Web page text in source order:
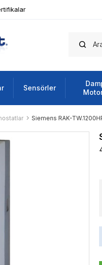
Sensörler
Siemens RAK-